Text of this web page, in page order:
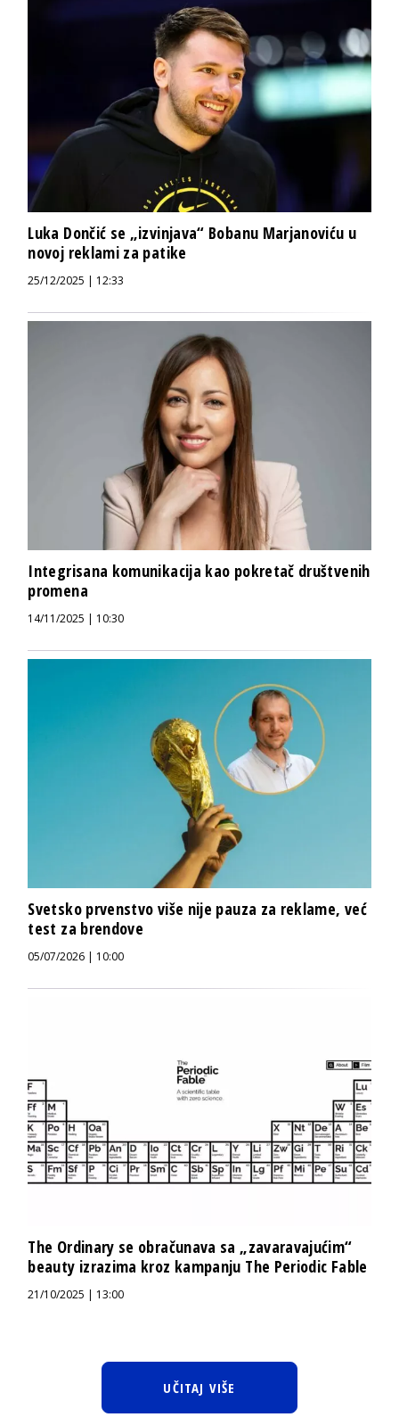
Luka Dončić se „izvinjava“ Bobanu Marjanoviću u
novoj reklami za patike
25/12/2025 | 12:33
Integrisana komunikacija kao pokretač društvenih
promena
14/11/2025 | 10:30
Svetsko prvenstvo više nije pauza za reklame, već
test za brendove
05/07/2026 | 10:00
The Ordinary se obračunava sa „zavaravajućim“
beauty izrazima kroz kampanju The Periodic Fable
21/10/2025 | 13:00
UČITAJ VIŠE